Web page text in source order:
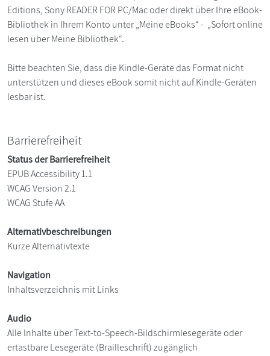
Editions, Sony READER FOR PC/Mac oder direkt über Ihre eBook-
Bibliothek in Ihrem Konto unter „Meine eBooks“ - „Sofort online
lesen über Meine Bibliothek“.
Bitte beachten Sie, dass die Kindle-Geräte das Format nicht
unterstützen und dieses eBook somit nicht auf Kindle-Geräten
lesbar ist.
Barrierefreiheit
Status der Barrierefreiheit
EPUB Accessibility 1.1
WCAG Version 2.1
WCAG Stufe AA
Alternativbeschreibungen
Kurze Alternativtexte
Navigation
Inhaltsverzeichnis mit Links
Audio
Alle Inhalte über Text-to-Speech-Bildschirmlesegeräte oder
ertastbare Lesegeräte (Brailleschrift) zugänglich